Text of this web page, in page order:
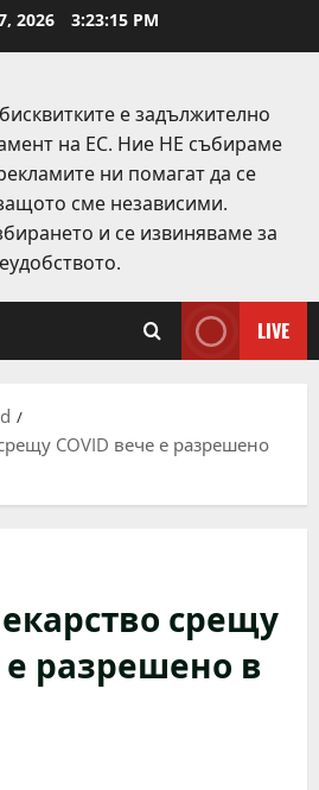
2026 3:23:15 PM
е задължително
на ЕС. Ние НЕ събираме
ни помагат да се
сме независими.
и се извиняваме за
LIVE
COVID вече е разрешено
срещу
е разрешено в